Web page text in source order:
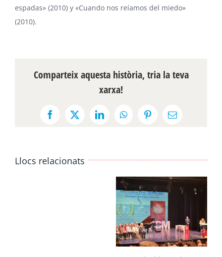
espadas» (2010) y «Cuando nos reíamos del miedo»
(2010).
Comparteix aquesta història, tria la teva
xarxa!
Facebook
X LinkedInWhatsAppPinterestEmail:
Llocs relacionats